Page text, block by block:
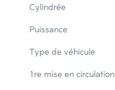
Cylindrée
Puissance
Type de véhicule
1re mise en circulation